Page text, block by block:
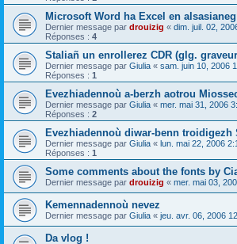
Microsoft Word ha Excel en
Dernier message par drouizig « dim. juil. 02,
Réponses : 4
Staliañ un enrollerez CDR (glg.
Dernier message par Giulia « sam. juin 10, 2006
Réponses : 1
Evezhiadennoù a-berzh aotrou
Dernier message par Giulia « mer. mai 31, 2006
Réponses : 2
Evezhiadennoù diwar-benn troidigezh
Dernier message par Giulia « lun. mai 22, 2006
Réponses : 1
Some comments about the fonts by
Dernier message par drouizig « mer. mai 03,
Kemennadennoù nevez
Dernier message par Giulia « jeu. avr. 06, 2006
Da vlog !